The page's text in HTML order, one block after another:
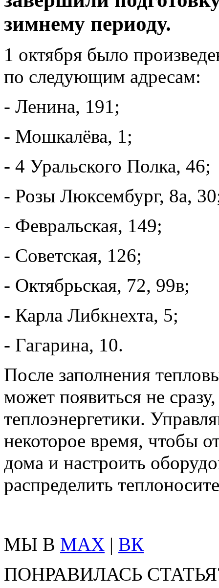
зимнему периоду.
1 октября было
по следующим адресам:
- Ленина, 191;
- Мошкалёва, 1;
- 4 Уральского Полка, 46;
- Розы Люксембург, 8а,
- Февральская, 149;
- Советская, 126;
- Октябрьская, 72, 99в;
- Карла Либкнехта, 5;
- Гагарина, 10.
После заполнения
может появиться не
теплоэнергетики.
некоторое время, чтобы
дома и настроить
распределить
МЫ В MAX | ВК
ПОНРАВИЛАСЬ